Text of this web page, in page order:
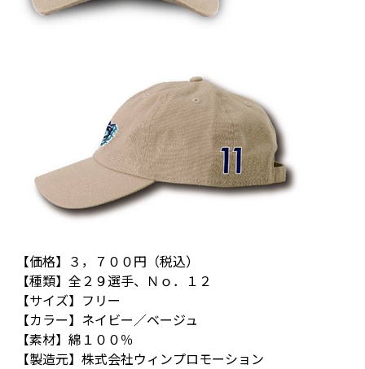
【価格】３，７００円（税込）
【種類】全２９選手、Ｎｏ．１２
【サイズ】フリー
【カラー】ネイビー／ベージュ
【素材】綿１００％
【製造元】株式会社ウィンプロモーション